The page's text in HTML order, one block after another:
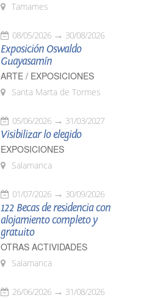
Tamames
08/05/2026 30/08/2026
Exposición Oswaldo
Guayasamín
ARTE / EXPOSICIONES
Santa Marta de Tormes
05/06/2026 31/03/2027
Visibilizar lo elegido
EXPOSICIONES
Salamanca
01/07/2026 30/09/2026
122 Becas de residencia con
alojamiento completo y
gratuito
OTRAS ACTIVIDADES
Salamanca
26/06/2026 31/08/2026